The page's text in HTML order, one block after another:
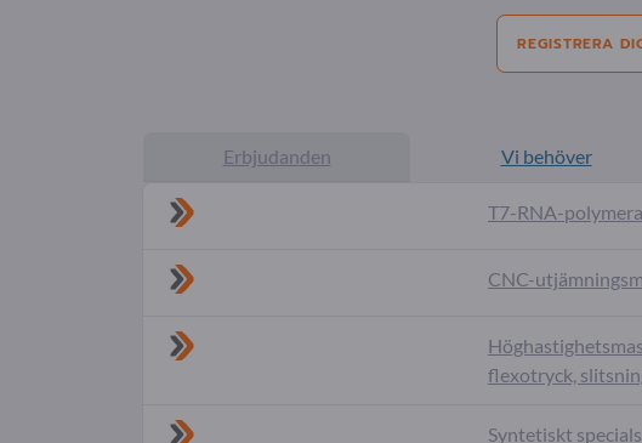
REGISTRERA
Erbjudanden Vi behöver
T7-RNA-
CNC-
flexotryck,
Syntetiskt